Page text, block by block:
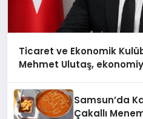
Ticaret ve Ekonomik
Mehmet Ulutaş,
Samsun’da
Çakallı